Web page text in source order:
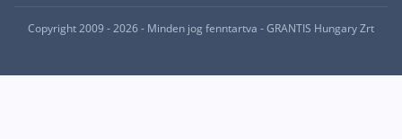
Copyright 2009 - 2026 - Minden jog fenntartva - GRANTIS Hungary Zrt